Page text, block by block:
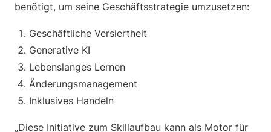
benötigt, um seine Geschäftsstrategie umzusetzen:
Geschäftliche Versiertheit
Generative KI
Lebenslanges Lernen
Änderungsmanagement
Inklusives Handeln
„Diese Initiative zum Skillaufbau kann als Motor für